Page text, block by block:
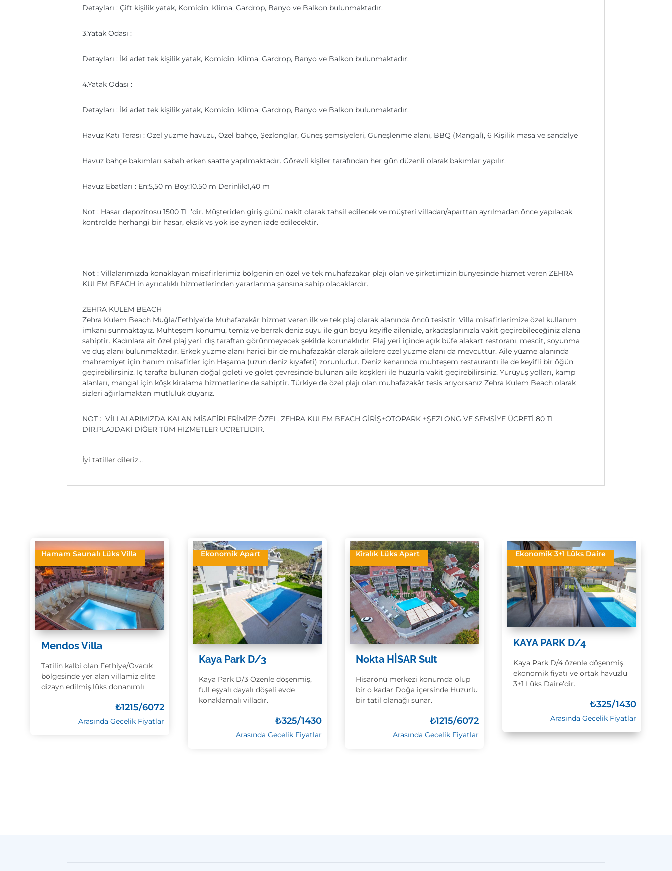
Detayları : Çift kişilik yatak, Komidin, Klima, Gardrop, Banyo ve Balkon bulunmaktadır.
3.Yatak Odası :
Detayları : İki adet tek kişilik yatak, Komidin, Klima, Gardrop, Banyo ve Balkon bulunmaktadır.
4.Yatak Odası :
Detayları : İki adet tek kişilik yatak, Komidin, Klima, Gardrop, Banyo ve Balkon bulunmaktadır.
Havuz Katı Terası : Özel yüzme havuzu, Özel bahçe, Şezlonglar, Güneş şemsiyeleri, Güneşlenme alanı, BBQ (Mangal), 6 Kişilik masa ve sandalye
Havuz bahçe bakımları sabah erken saatte yapılmaktadır. Görevli kişiler tarafından her gün düzenli olarak bakımlar yapılır.
Havuz Ebatları : En:5,50 m Boy:10.50 m Derinlik:1,40 m
Not : Hasar depozitosu 1500 TL ’dir. Müşteriden giriş günü nakit olarak tahsil edilecek ve müşteri villadan/aparttan ayrılmadan önce yapılacak
kontrolde herhangi bir hasar, eksik vs yok ise aynen iade edilecektir.
Not : Villalarımızda konaklayan misafirlerimiz bölgenin en özel ve tek muhafazakar plajı olan ve şirketimizin bünyesinde hizmet veren ZEHRA
KULEM BEACH in ayrıcalıklı hizmetlerinden yararlanma şansına sahip olacaklardır.
ZEHRA KULEM BEACH
Zehra Kulem Beach Muğla/Fethiye’de Muhafazakâr hizmet veren ilk ve tek plaj olarak alanında öncü tesistir. Villa misafirlerimize özel kullanım
imkanı sunmaktayız. Muhteşem konumu, temiz ve berrak deniz suyu ile gün boyu keyifle ailenizle, arkadaşlarınızla vakit geçirebileceğiniz alana
sahiptir. Kadınlara ait özel plaj yeri, dış taraftan görünmeyecek şekilde korunaklıdır. Plaj yeri içinde açık büfe alakart restoranı, mescit, soyunma
ve duş alanı bulunmaktadır. Erkek yüzme alanı harici bir de muhafazakâr olarak ailelere özel yüzme alanı da mevcuttur. Aile yüzme alanında
mahremiyet için hanım misafirler için Haşama (uzun deniz kıyafeti) zorunludur. Deniz kenarında muhteşem restaurantı ile de keyifli bir öğün
geçirebilirsiniz. İç tarafta bulunan doğal göleti ve gölet çevresinde bulunan aile köşkleri ile huzurla vakit geçirebilirsiniz. Yürüyüş yolları, kamp
alanları, mangal için köşk kiralama hizmetlerine de sahiptir. Türkiye de özel plajı olan muhafazakâr tesis arıyorsanız Zehra Kulem Beach olarak
sizleri ağırlamaktan mutluluk duyarız.
NOT : VİLLALARIMIZDA KALAN MİSAFİRLERİMİZE ÖZEL, ZEHRA KULEM BEACH GİRİŞ+OTOPARK +ŞEZLONG VE SEMSİYE ÜCRETİ 80 TL
DİR.PLAJDAKİ DİĞER TÜM HİZMETLER ÜCRETLİDİR.
İyi tatiller dileriz…
Mendos Villa
Tatilin kalbi olan Fethiye/Ovacık
bölgesinde yer alan villamiz elite
dizayn edilmiş,lüks donanımlı
₺1215/6072
Arasında Gecelik Fiyatlar
Hamam Saunalı Lüks Villa
Kaya Park D/3
Kaya Park D/3 Özenle döşenmiş,
full eşyalı dayalı döşeli evde
konaklamalı villadır.
₺325/1430
Arasında Gecelik Fiyatlar
Ekonomik Apart
Nokta HİSAR Suit
Hisarönü merkezi konumda olup
bir o kadar Doğa içersinde Huzurlu
bir tatil olanağı sunar.
₺1215/6072
Arasında Gecelik Fiyatlar
Kiralık Lüks Apart
KAYA PARK D/4
Kaya Park D/4 özenle döşenmiş,
ekonomik fiyatı ve ortak havuzlu
3+1 Lüks Daire’dir.
₺325/1430
Arasında Gecelik Fiyatlar
Ekonomik 3+1 Lüks Daire